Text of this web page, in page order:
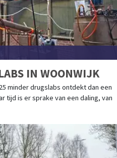
IN WOONWIJK
minder drugslabs ontdekt dan een
tijd is er sprake van een daling, van